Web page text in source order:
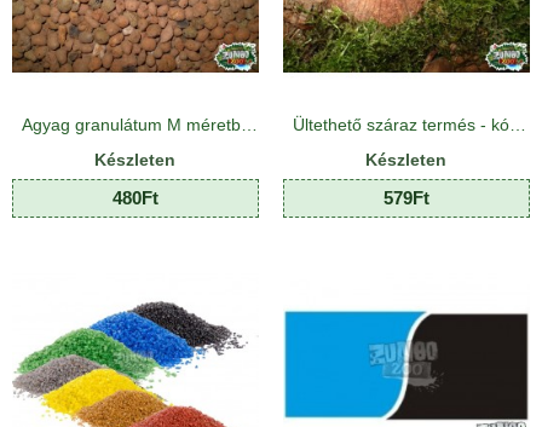
Készleten
Agyag granulátum M méretben
480Ft
Készleten
Ültethető száraz termés - kókuszdió fél
579Ft